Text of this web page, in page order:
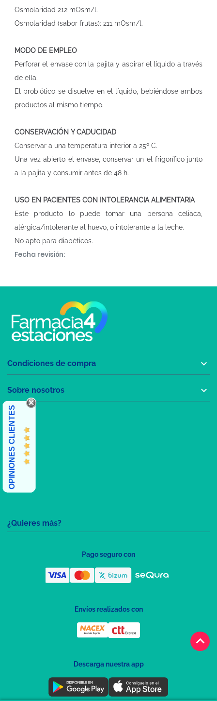
Osmolaridad 212 mOsm/l.
Osmolaridad (sabor frutas): 211 mOsm/l.
MODO DE EMPLEO
Perforar el envase con la pajita y aspirar el líquido a través
de ella.
El probiótico se disuelve en el líquido, bebiéndose ambos
productos al mismo tiempo.
CONSERVACIÓN Y CADUCIDAD
Conservar a una temperatura inferior a 25º C.
Una vez abierto el envase, conservar un el frigorífico junto
a la pajita y consumir antes de 48 h.
USO EN PACIENTES CON INTOLERANCIA ALIMENTARIA
Este producto lo puede tomar una persona celiaca,
alérgica/intolerante al huevo, o intolerante a la leche.
No apto para diabéticos.
Fecha revisión:
keyboard_arrow_up
¿Quieres más?
Condiciones de compra 
Sobre nosotros 
OPINIONES CLIENTES
Pago seguro con
Envíos realizados con
Descarga nuestra app